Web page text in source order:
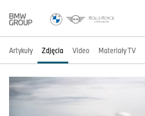
Artykuły Zdjęcia Video Materiały TV